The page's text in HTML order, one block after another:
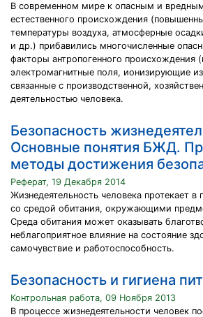
В современном мире к опасным и
естественного происхождения
температуры воздуха, атмосферные
и др.) прибавились многочисленные
факторы антропогенного происхождения
электромагнитные поля, ионизирующие
связанные с производственной,
деятельностью человека.
Безопасность
Основные понятия БЖД.
методы достижения
Реферат, 19 Декабря 2014
Жизнедеятельность человека протекает в
со средой обитания, окружающими
Среда обитания может оказывать
неблагоприятное влияние на состояние
самочувствие и работоспособность.
Безопасность и гигиена
Контрольная работа, 09 Ноября 2013
В процессе жизнедеятельности человек